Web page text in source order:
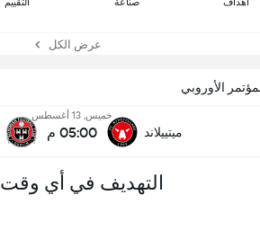
عرض الكل
الأوروبي
ميتييلاند
خميس, 13 أغسطس
05:00 م
التهديف في أي وقت